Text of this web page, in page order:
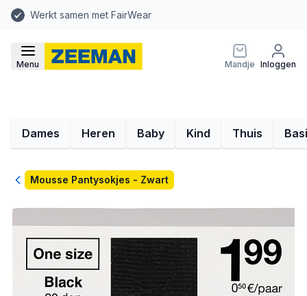
Werkt samen met FairWear
Menu Mandje Inloggen
Dames Heren Baby Kind Thuis
TerugMousse Pantysokjes - Zwart